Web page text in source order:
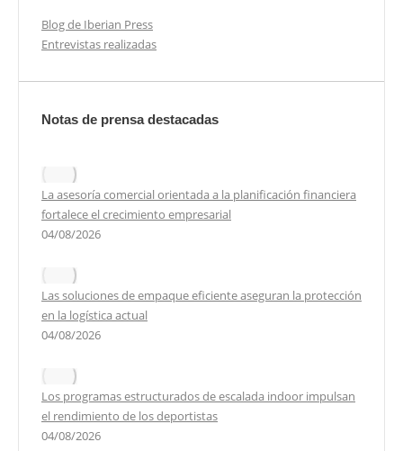
Blog de Iberian Press
Entrevistas realizadas
Notas de prensa destacadas
La asesoría comercial orientada a la planificación financiera
fortalece el crecimiento empresarial
04/08/2026
Las soluciones de empaque eficiente aseguran la protección
en la logística actual
04/08/2026
Los programas estructurados de escalada indoor impulsan
el rendimiento de los deportistas
04/08/2026